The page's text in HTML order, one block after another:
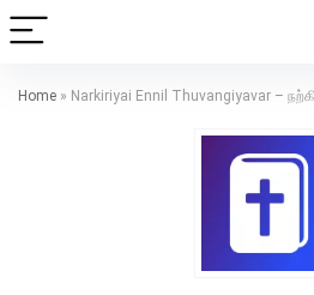
Home » Narkiriyai Ennil Thuvangiyavar –